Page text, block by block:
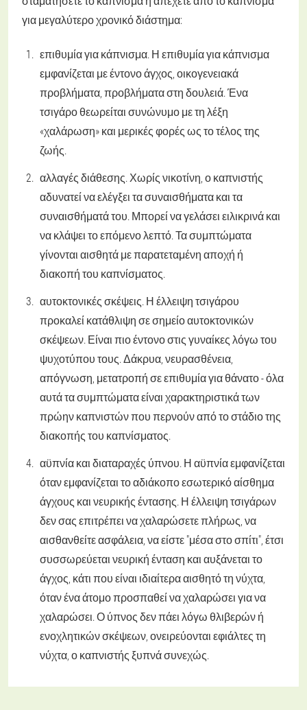
για μεγαλύτερο χρονικό διάστημα:
επιθυμία για κάπνισμα. Η επιθυμία για κάπνισμα
εμφανίζεται με έντονο άγχος, οικογενειακά
προβλήματα, προβλήματα στη δουλειά. Ένα
τσιγάρο θεωρείται συνώνυμο με τη λέξη
«χαλάρωση» και μερικές φορές ως το τέλος της
ζωής.
αλλαγές διάθεσης. Χωρίς νικοτίνη, ο καπνιστής
αδυνατεί να ελέγξει τα συναισθήματα και τα
συναισθήματά του. Μπορεί να γελάσει ειλικρινά και
να κλάψει το επόμενο λεπτό. Τα συμπτώματα
γίνονται αισθητά με παρατεταμένη αποχή ή
διακοπή του καπνίσματος.
αυτοκτονικές σκέψεις. Η έλλειψη τσιγάρου
προκαλεί κατάθλιψη σε σημείο αυτοκτονικών
σκέψεων. Είναι πιο έντονο στις γυναίκες λόγω του
ψυχοτύπου τους. Δάκρυα, νευρασθένεια,
απόγνωση, μετατροπή σε επιθυμία για θάνατο - όλα
αυτά τα συμπτώματα είναι χαρακτηριστικά των
πρώην καπνιστών που περνούν από το στάδιο της
διακοπής του καπνίσματος.
αϋπνία και διαταραχές ύπνου. Η αϋπνία εμφανίζεται
όταν εμφανίζεται το αδιάκοπο εσωτερικό αίσθημα
άγχους και νευρικής έντασης. Η έλλειψη τσιγάρων
δεν σας επιτρέπει να χαλαρώσετε πλήρως, να
αισθανθείτε ασφάλεια, να είστε "μέσα στο σπίτι", έτσι
συσσωρεύεται νευρική ένταση και αυξάνεται το
άγχος, κάτι που είναι ιδιαίτερα αισθητό τη νύχτα,
όταν ένα άτομο προσπαθεί να χαλαρώσει για να
χαλαρώσει. Ο ύπνος δεν πάει λόγω θλιβερών ή
ενοχλητικών σκέψεων, ονειρεύονται εφιάλτες τη
νύχτα, ο καπνιστής ξυπνά συνεχώς.